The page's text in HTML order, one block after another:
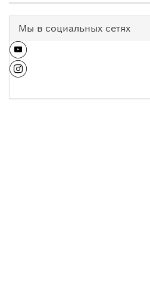
Мы в социальных сетях